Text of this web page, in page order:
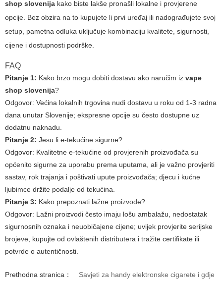
shop slovenija kako biste lakše pronašli lokalne i provjerene
opcije. Bez obzira na to kupujete li prvi uređaj ili nadograđujete svoj
setup, pametna odluka uključuje kombinaciju kvalitete, sigurnosti,
cijene i dostupnosti podrške.
FAQ
Pitanje 1: Kako brzo mogu dobiti dostavu ako naručim iz vape
shop slovenija?
Odgovor: Većina lokalnih trgovina nudi dostavu u roku od 1-3 radna
dana unutar Slovenije; ekspresne opcije su često dostupne uz
dodatnu naknadu.
Pitanje 2: Jesu li e-tekućine sigurnе?
Odgovor: Kvalitetne e-tekućine od provjerenih proizvođača su
općenito sigurne za uporabu prema uputama, ali je važno provjeriti
sastav, rok trajanja i poštivati upute proizvođača; djecu i kućne
ljubimce držite podalje od tekućina.
Pitanje 3: Kako prepoznati lažne proizvode?
Odgovor: Lažni proizvodi često imaju lošu ambalažu, nedostatak
sigurnosnih oznaka i neuobičajene cijene; uvijek provjerite serijske
brojeve, kupujte od ovlaštenih distributera i tražite certifikate ili
potvrde o autentičnosti.
Prethodna stranica：
Savjeti za handy elektronske cigarete i gdje